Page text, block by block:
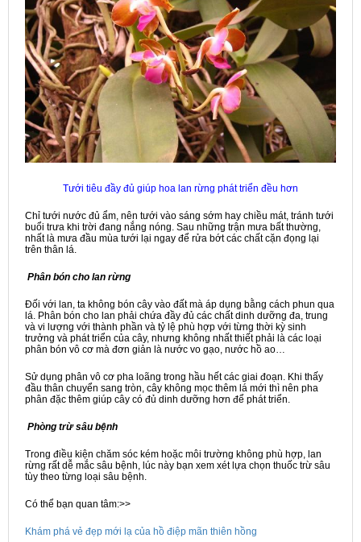
Tưới tiêu đầy đủ giúp hoa lan rừng phát triển đều hơn
Chỉ tưới nước đủ ẩm, nên tưới vào sáng sớm hay chiều mát, tránh tưới
buổi trưa khi trời đang nắng nóng. Sau những trận mưa bất thường,
nhất là mưa đầu mùa tưới lại ngay để rửa bớt các chất cặn đọng lại
trên thân lá.
Phân bón cho lan rừng
Đối với lan, ta không bón cây vào đất mà áp dụng bằng cách phun qua
lá. Phân bón cho lan phải chứa đầy đủ các chất dinh dưỡng đa, trung
và vi lượng với thành phần và tỷ lệ phù hợp với từng thời kỳ sinh
trưởng và phát triển của cây, nhưng không nhất thiết phải là các loại
phân bón vô cơ mà đơn giản là nước vo gạo, nước hồ ao…
Sử dụng phân vô cơ pha loãng trong hầu hết các giai đoạn. Khi thấy
đầu thân chuyển sang tròn, cây không mọc thêm lá mới thì nên pha
phân đặc thêm giúp cây có đủ dinh dưỡng hơn để phát triển.
Phòng trừ sâu bệnh
Trong điều kiện chăm sóc kém hoặc môi trường không phù hợp, lan
rừng rất dễ mắc sâu bệnh, lúc này bạn xem xét lựa chọn thuốc trừ sâu
tùy theo từng loại sâu bệnh.
Có thể bạn quan tâm:>>
Khám phá vẻ đẹp mới lạ của hồ điệp mãn thiên hồng